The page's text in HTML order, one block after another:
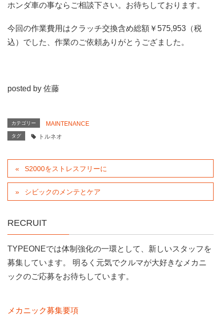
ホンダ車の事ならご相談下さい。お待ちしております。
今回の作業費用はクラッチ交換含め総額￥575,953（税
込）でした、作業のご依頼ありがとうござました。
posted by 佐藤
カテゴリー MAINTENANCE
タグ トルネオ
S2000をストレスフリーに
シビックのメンテとケア
RECRUIT
TYPEONEでは体制強化の一環として、新しいスタッフを
募集しています。 明るく元気でクルマが大好きなメカニ
ックのご応募をお待ちしています。
メカニック募集要項